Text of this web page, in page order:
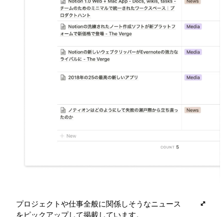
プロジェクトや仕事全般に関係しそうなニュース
をピックアップして掲載しています。